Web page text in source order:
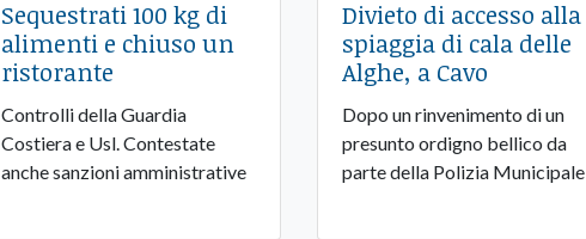
Sequestrati 100 kg di
alimenti e chiuso un
ristorante
Controlli della Guardia
Costiera e Usl. Contestate
anche sanzioni amministrative
Divieto di accesso alla
spiaggia di cala delle
Alghe, a Cavo
Dopo un rinvenimento di un
presunto ordigno bellico da
parte della Polizia Municipale